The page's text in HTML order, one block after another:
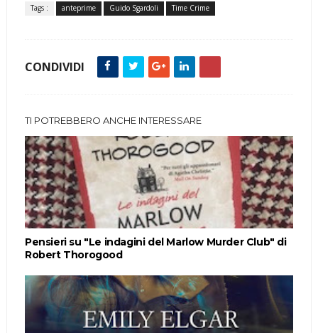
Tags : anteprime Guido Sgardoli Time Crime
CONDIVIDI
TI POTREBBERO ANCHE INTERESSARE
Pensieri su "Le indagini del Marlow Murder Club" di
Robert Thorogood